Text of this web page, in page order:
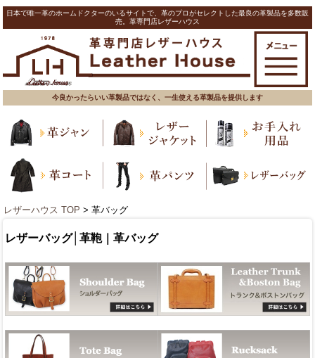
日本で唯一革のホームドクターのいるサイトで、革のプロがセレクトした最良の革製品を多数販
売。革専門店レザーハウス
今良かったらいい革製品ではなく、一生使える革製品を提供します
レザーハウス TOP > 革バッグ
レザーバッグ│革鞄｜革バッグ